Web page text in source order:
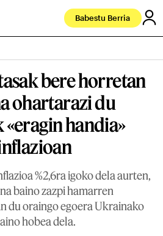
Babestu Berria
bere horretan
ohartarazi du
handia»
%2,6ra igoko dela aurten,
baino zazpi hamarren
du oraingo egoera Ukrainako
hobea dela.